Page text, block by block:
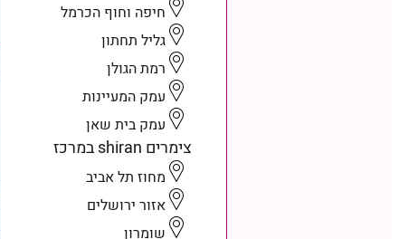
חיפה וחוף הכרמל
גליל תחתון
רמת הגולן
עמק המעיינות
עמק בית שאן
צימרים shiran במרכז
מחוז תל אביב
אזור ירושלים
שומרון